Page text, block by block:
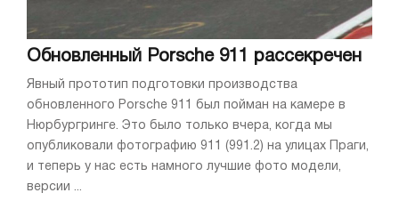
Обновленный Porsche 911 рассекречен
Явный прототип подготовки производства
обновленного Porsche 911 был пойман на камере в
Нюрбургринге. Это было только вчера, когда мы
опубликовали фотографию 911 (991.2) на улицах Праги,
и теперь у нас есть намного лучшие фото модели,
версии ...